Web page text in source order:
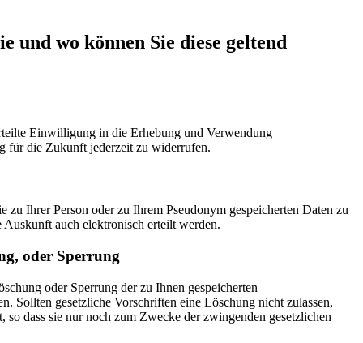
und wo können Sie diese geltend
Einwilligung in die Erhebung und Verwendung
für die Zukunft jederzeit zu widerrufen.
zu Ihrer Person oder zu Ihrem Pseudonym gespeicherten Daten zu
auch elektronisch erteilt werden.
oder Sperrung
oder Sperrung der zu Ihnen gespeicherten
Sollten gesetzliche Vorschriften eine Löschung nicht zulassen,
so dass sie nur noch zum Zwecke der zwingenden gesetzlichen